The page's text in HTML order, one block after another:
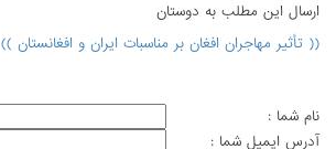
ارسال اين مطلب به دوستان
(( تأثیر مهاجران افغان بر مناسبات ایران و افغانستان ))
نام شما :
آدرس ايميل شما :